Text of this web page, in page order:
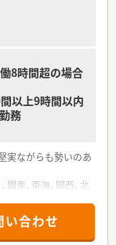
8時間超の場合
以上9時間以内
務
実ながらも勢いのあ
東、東海、関西、北
けでなく任意で受
業員、将来経営幹部
い合わせ